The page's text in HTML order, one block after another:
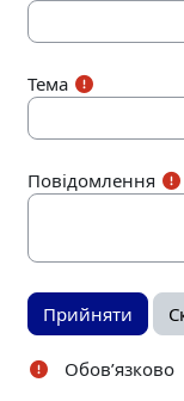
Тема
Повідомлення
Обов’язково